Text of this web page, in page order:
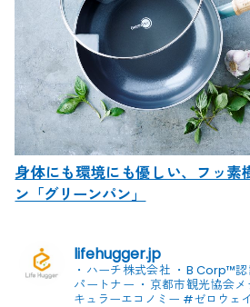
身体にも環境にも優しい、フッ素
ン「グリーンパン」
lifehugger.jp
・ハーチ株式会社 ・B Corp™
パートナー ・京都市観光協会
キュラーエコノミー #ゼロウェ